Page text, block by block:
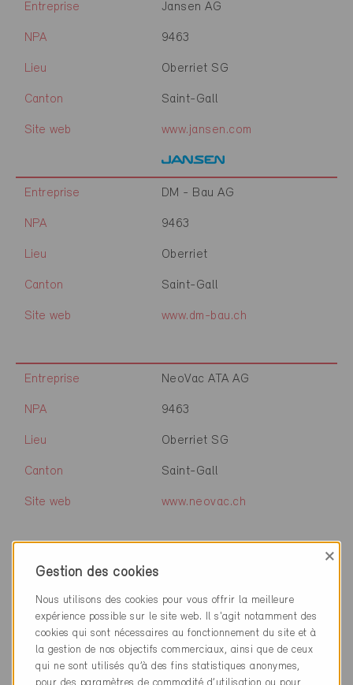
Entreprise Jansen AG
NPA 9463
Lieu Oberriet SG
Canton Saint-Gall
Site web www.jansen.com
Entreprise DM - Bau AG
NPA 9463
Lieu Oberriet
Canton Saint-Gall
Site web www.dm-bau.ch
Entreprise NeoVac ATA AG
NPA 9463
Lieu Oberriet SG
Canton Saint-Gall
Site web www.neovac.ch
Entreprise
NPA 9444
Diepoldsau
Canton
Gestion des cookies
×
Nous utilisons des cookies pour vous offrir la meilleure
expérience possible sur le site web. Il s'agit notamment des
cookies qui sont nécessaires au fonctionnement du site et à
la gestion de nos objectifs commerciaux, ainsi que de ceux
qui ne sont utilisés qu’à des fins statistiques anonymes,